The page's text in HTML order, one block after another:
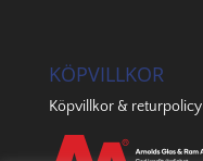
KÖPVILLKOR
Köpvillkor & returpolicy